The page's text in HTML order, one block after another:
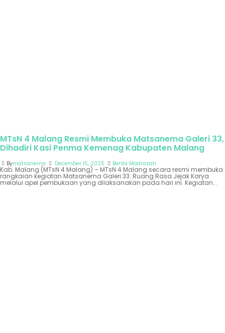
MTsN 4 Malang Resmi Membuka Matsanema Galeri 33,
Dihadiri Kasi Penma Kemenag Kabupaten Malang
Bymatsanema December 15, 2025 Berita Madrasah
Kab. Malang (MTsN 4 Malang) – MTsN 4 Malang secara resmi membuka
rangkaian kegiatan Matsanema Galeri 33: Ruang Rasa Jejak Karya
melalui apel pembukaan yang dilaksanakan pada hari ini. Kegiatan...